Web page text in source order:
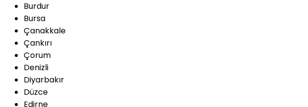
Burdur
Bursa
Çanakkale
Çankırı
Çorum
Denizli
Diyarbakır
Düzce
Edirne